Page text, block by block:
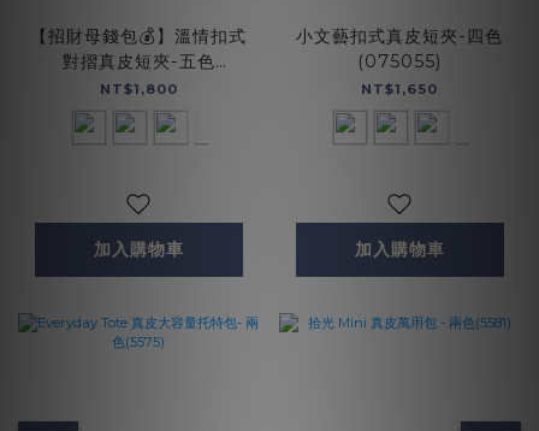
【招財母錢包💰】溫情扣式
對摺真皮短夾-五色
(075270)
NT$1,800
加入購物車
小文藝扣式真皮短夾-四色
(075055)
NT$1,650
加入購物車